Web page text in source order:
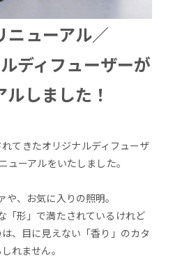
ニューアル／
ディフューザーが
ルしました！
てきたオリジナルディフューザ
ューアルをいたしました。
や、お気に入りの照明。
「形」で満たされているけれど
、目に見えない「香り」のカタ
れません。